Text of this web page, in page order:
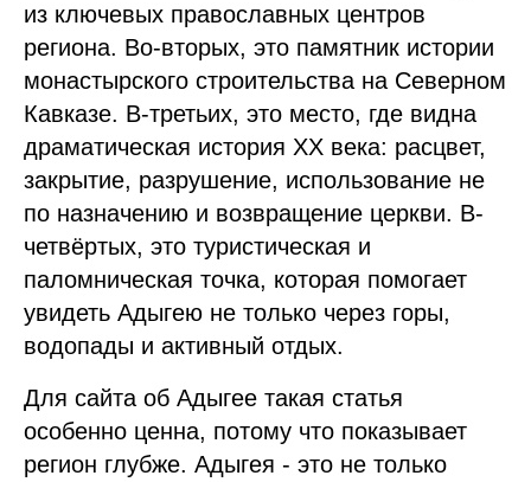
из ключевых православных центров
региона. Во-вторых, это памятник истории
монастырского строительства на Северном
Кавказе. В-третьих, это место, где видна
драматическая история XX века: расцвет,
закрытие, разрушение, использование не
по назначению и возвращение церкви. В-
четвёртых, это туристическая и
паломническая точка, которая помогает
увидеть Адыгею не только через горы,
водопады и активный отдых.
Для сайта об Адыгее такая статья
особенно ценна, потому что показывает
регион глубже. Адыгея - это не только